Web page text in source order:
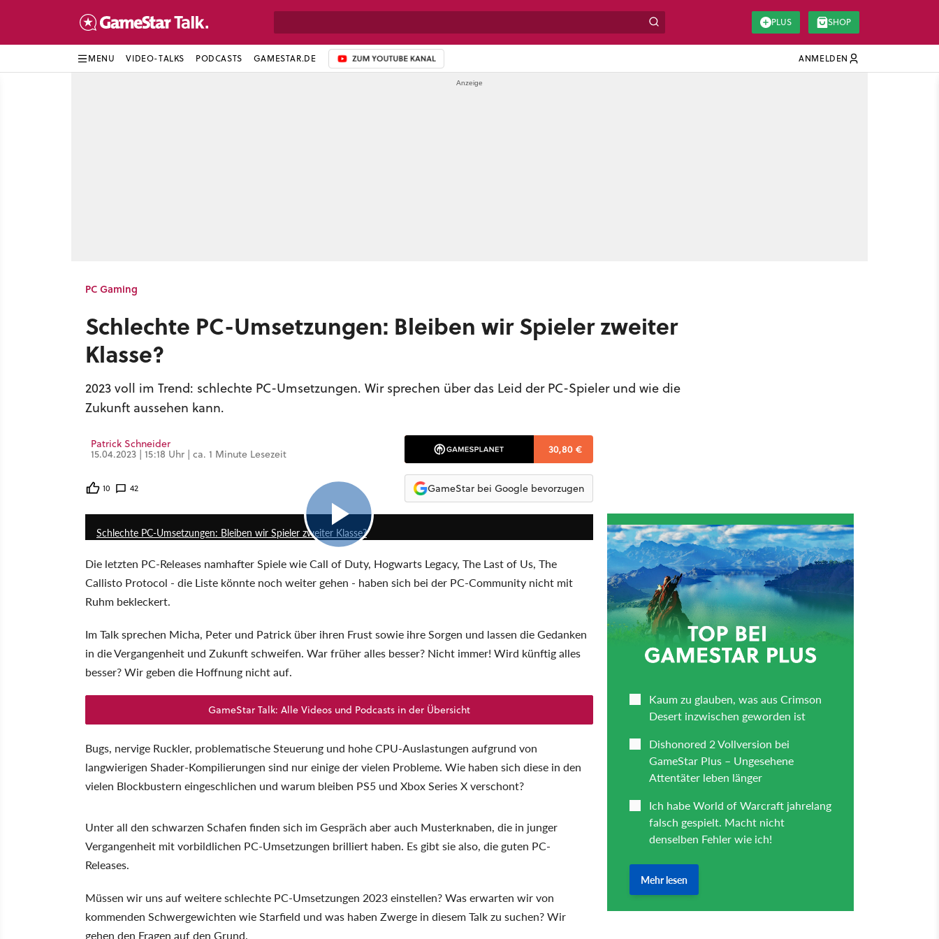
PLUS SHOP
MENU VIDEO-TALKS PODCASTS GAMESTAR.DE ZUM YOUTUBE-KANAL ANMELDEN
PC Gaming
Schlechte PC-Umsetzungen: Bleiben wir Spieler zweiter
Klasse?
2023 voll im Trend: schlechte PC-Umsetzungen. Wir sprechen über das Leid der PC-Spieler und wie die
Zukunft aussehen kann.
Patrick Schneider
15.04.2023 | 15:18 Uhr | ca. 1 Minute Lesezeit
10 42
30,80 €
GameStar bei Google bevorzugen
50:30
Schlechte PC-Umsetzungen: Bleiben wir Spieler zweiter Klasse?
Die letzten PC-Releases namhafter Spiele wie Call of Duty, Hogwarts Legacy, The Last of Us, The
Callisto Protocol - die Liste könnte noch weiter gehen - haben sich bei der PC-Community nicht mit
Ruhm bekleckert.
Im Talk sprechen Micha, Peter und Patrick über ihren Frust sowie ihre Sorgen und lassen die Gedanken
in die Vergangenheit und Zukunft schweifen. War früher alles besser? Nicht immer! Wird künftig alles
besser? Wir geben die Hoffnung nicht auf.
GameStar Talk: Alle Videos und Podcasts in der Übersicht
Bugs, nervige Ruckler, problematische Steuerung und hohe CPU-Auslastungen aufgrund von
langwierigen Shader-Kompilierungen sind nur einige der vielen Probleme. Wie haben sich diese in den
vielen Blockbustern eingeschlichen und warum bleiben PS5 und Xbox Series X verschont?
Unter all den schwarzen Schafen finden sich im Gespräch aber auch Musterknaben, die in junger
Vergangenheit mit vorbildlichen PC-Umsetzungen brilliert haben. Es gibt sie also, die guten PC-
Releases.
Müssen wir uns auf weitere schlechte PC-Umsetzungen 2023 einstellen? Was erwarten wir von
kommenden Schwergewichten wie Starfield und was haben Zwerge in diesem Talk zu suchen? Wir
gehen den Fragen auf den Grund.